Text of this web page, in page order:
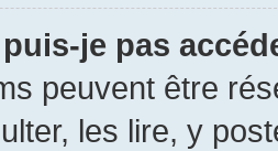
je pas
peuvent être
les lire, y